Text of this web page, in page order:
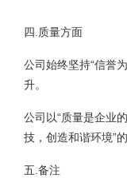
四.质量方面
公司始终坚持“信誉
升。
公司以“质量是企业
技，创造和谐环境”
五.备注